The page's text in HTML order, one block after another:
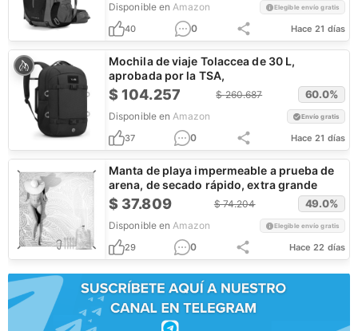
Disponible en Amazon Elegible envío gratis
40 0 Hace 21 días
Mochila de viaje Tolaccea de 30 L,
aprobada por la TSA,
$104.257 $260.687 60.0%
Disponible en Amazon Envío gratis
37 0 Hace 21 días
Manta de playa impermeable a prueba de
arena, de secado rápido, extra grande
$ 37.809 $74.204 49.0%
Disponible en Amazon Elegible envío gratis
29 0 Hace 22 días